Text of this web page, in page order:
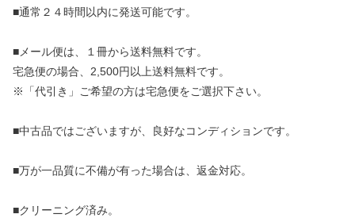
■通常２４時間以内に発送可能です。
■メール便は、１冊から送料無料です。
宅急便の場合、2,500円以上送料無料です。
※「代引き」ご希望の方は宅急便をご選択下さい。
■中古品ではございますが、良好なコンディションです。
■万が一品質に不備が有った場合は、返金対応。
■クリーニング済み。